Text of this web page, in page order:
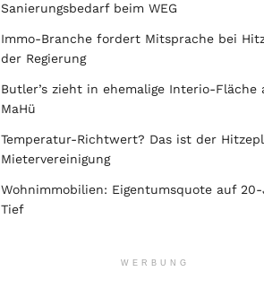
Sanierungsbedarf beim WEG
Immo-Branche fordert Mitsprache bei
der Regierung
Butler’s zieht in ehemalige Interio-Fläche
MaHü
Temperatur-Richtwert? Das ist der
Mietervereinigung
Wohnimmobilien: Eigentumsquote auf
Tief
WERBUNG